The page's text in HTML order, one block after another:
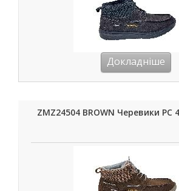
Докладніше
ZMZ24504 BROWN Черевики РС